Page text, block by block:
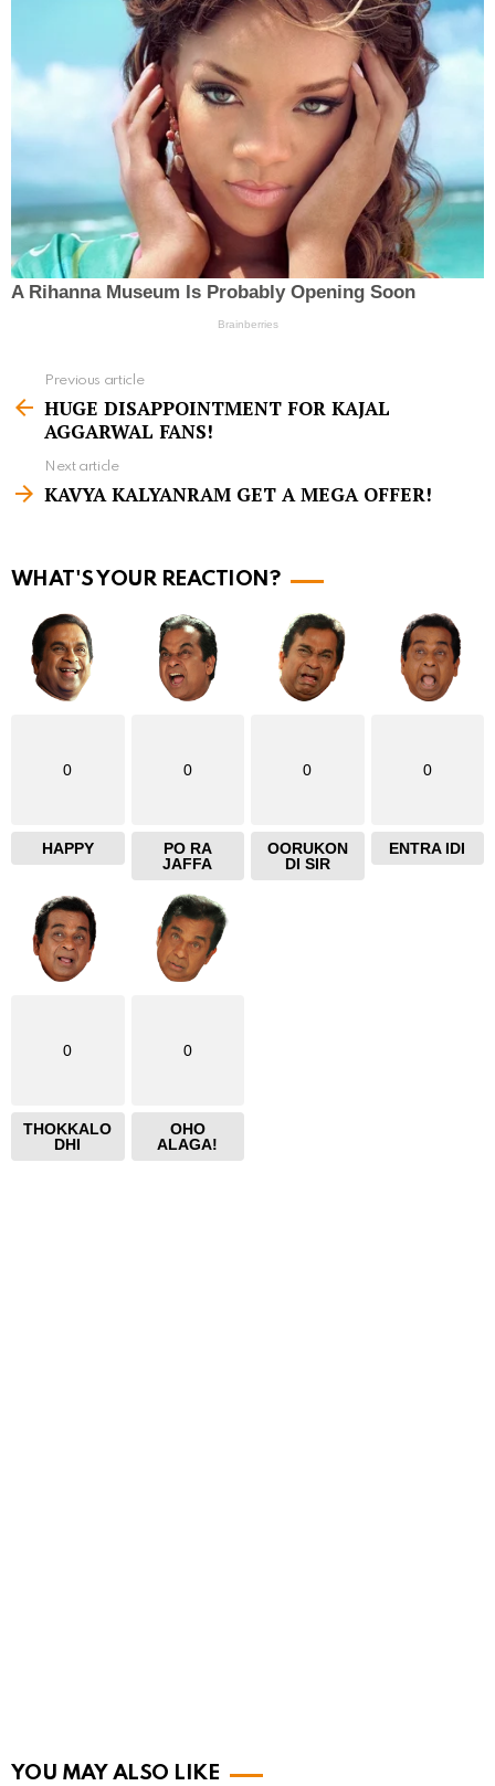
e
m
e
Previous article
HUGE DISAPPOINTMENT FOR KAJAL
AGGARWAL FANS!
Next article
KAVYA KALYANRAM GET A MEGA OFFER!
WHAT'S YOUR REACTION?
0
HAPPY
0
PO RA
JAFFA
0
OORUKON
DI SIR
0
ENTRA IDI
0
THOKKALO
DHI
0
OHO
ALAGA!
YOU MAY ALSO LIKE